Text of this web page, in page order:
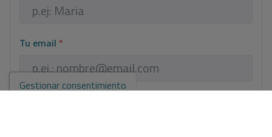
Tu email *
Gestionar consentimiento